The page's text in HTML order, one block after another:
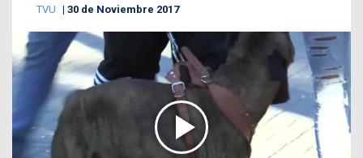
TVU 30 de Noviembre 2017